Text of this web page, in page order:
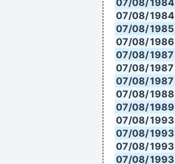
07/08/1984
07/08/1984
07/08/1985
07/08/1986
07/08/1987
07/08/1987
07/08/1987
07/08/1988
07/08/1989
07/08/1993
07/08/1993
07/08/1993
07/08/1993